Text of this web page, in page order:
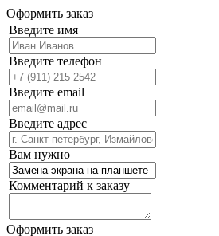
Оформить заказ
Введите имя
Введите телефон
Введите email
Введите адрес
Вам нужно
Комментарий к заказу
Оформить заказ